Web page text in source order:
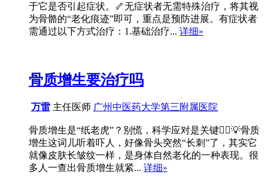
于它是否引起症状。🦴无症状者无需特殊治疗，将其视
为骨骼的“老化痕迹”即可，重点是预防进展。有症状者
需通过以下方式治疗：1.基础治疗... 详细»
骨质增生要治疗吗
万雷 主任医师 广州中医药大学第三附属医院
骨质增生是“纸老虎”？别慌，科学应对是关键🦸‍♂️💡骨质
增生这词儿听着吓人，好像骨头突然“长刺”了，其实它
就像皮肤长皱纹一样，是身体自然老化的一种表现。很
多人一查出骨质增生就紧... 详细»